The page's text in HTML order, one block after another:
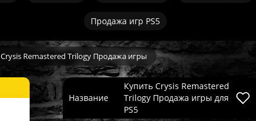
Продажа игр PS5
Crysis Remastered Trilogy Продажа игры
Название
Купить Crysis Remastered
Trilogy Продажа игры для
PS5